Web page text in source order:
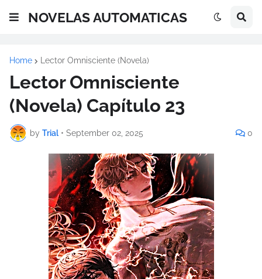
NOVELAS AUTOMATICAS
Home Lector Omnisciente (Novela)
Lector Omnisciente
(Novela) Capítulo 23
by Trial • September 02, 2025 0